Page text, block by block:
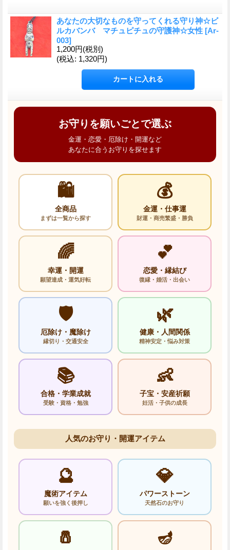
あなたの大切なものを守ってくれる守り神☆ビ
ルカバンバ マチュピチュの守護神☆女性 [Ar-
003]
1,200円(税別)
(税込: 1,320円)
お守りを願いごとで選ぶ
金運・恋愛・厄除け・開運など
あなたに合うお守りを探せます
🛍️
全商品
まずは一覧から探す
💰
金運・仕事運
財運・商売繁盛・勝負
🌈
幸運・開運
願望達成・運気好転
💕
恋愛・縁結び
復縁・婚活・出会い
🛡️
厄除け・魔除け
縁切り・交通安全
🌿
健康・人間関係
精神安定・悩み対策
📚
合格・学業成就
受験・資格・勉強
👶
子宝・安産祈願
妊活・子供の成長
人気のお守り・開運アイテム
🔮
魔術アイテム
願いを強く後押し
💎
パワーストーン
天然石のお守り
🧂 🪔